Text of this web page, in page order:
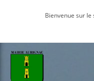
Bienvenue sur